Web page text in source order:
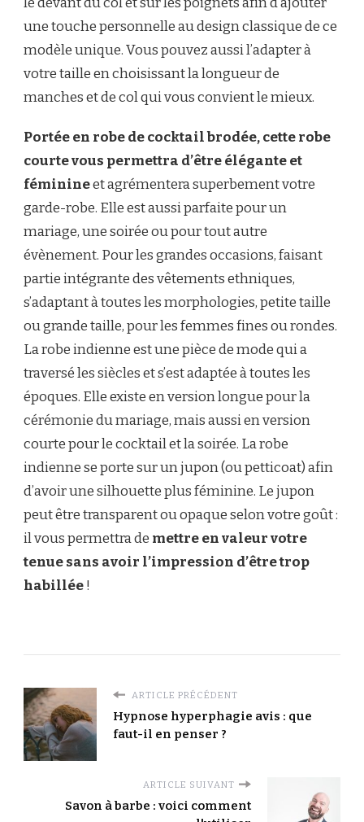
une touche personnelle au design classique de ce
modèle unique. Vous pouvez aussi l’adapter à
votre taille en choisissant la longueur de
manches et de col qui vous convient le mieux.
Portée en robe de cocktail brodée, cette robe
courte vous permettra d’être élégante et
féminineet agrémentera superbement votre
garde-robe. Elle est aussi parfaite pour un
mariage, une soirée ou pour tout autre
évènement. Pour les grandes occasions, faisant
partie intégrante des vêtements ethniques,
s’adaptant à toutes les morphologies, petite taille
ou grande taille, pour les femmes fines ou rondes.
La robe indienne est une pièce de mode qui a
traversé les siècles et s’est adaptée à toutes les
époques. Elle existe en version longue pour la
cérémonie du mariage, mais aussi en version
courte pour le cocktail et la soirée. La robe
indienne se porte sur un jupon (ou petticoat) afin
d’avoir une silhouette plus féminine. Le jupon
peut être transparent ou opaque selon votre goût :
il vous permettra de mettre en valeur votre
tenue sans avoir l’impression d’être trop
habillée!
ARTICLE PRÉCÉDENT
Hypnose hyperphagie avis : que
faut-il en penser ?
ARTICLE SUIVANT
Savon à barbe : voici comment